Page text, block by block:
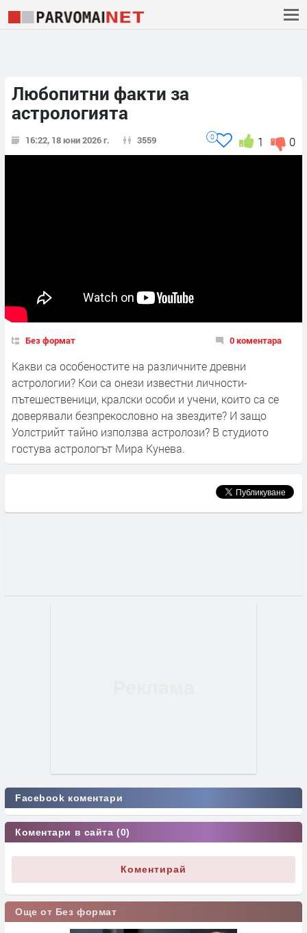
Любопитни факти за
астрологията
16:22, 18 юни 2026 г. 3559 0
1
0
Без формат 0 коментара
Какви са особеностите на различните древни
астрологии? Кои са онези известни личности-
пътешественици, кралски особи и учени, които са се
доверявали безпрекословно на звездите? И защо
Уолстрийт тайно използва астролози? В студиото
гостува астрологът Мира Кунева.
Facebook коментари
Коментари в сайта (0)
Коментирай
Още от Без формат